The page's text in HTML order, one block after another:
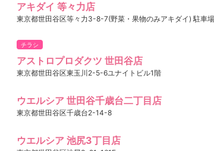
アキダイ 等々力店
東京都世田谷区等々力3-8-7(野菜・果物のみアキダイ) 駐車
チラシ
アストロプロダクツ 世田谷店
東京都世田谷区東玉川2-5-6ユナイトビル1階
ウエルシア 世田谷千歳台二丁目店
東京都世田谷区千歳台2-14-8
ウエルシア 池尻3丁目店